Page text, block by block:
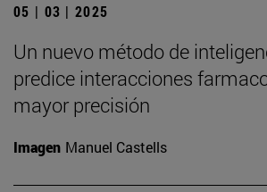
05 | 03 | 2025
Un nuevo método de
predice interacciones
mayor precisión
Imagen Manuel Castells